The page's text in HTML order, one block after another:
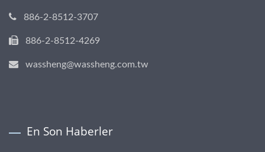
886-2-8512-3707
886-2-8512-4269
wassheng@wassheng.com.tw
En Son Haberler